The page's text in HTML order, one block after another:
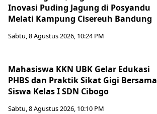
Inovasi Puding Jagung di Posyandu
Melati Kampung Cisereuh Bandung
Sabtu, 8 Agustus 2026, 10:24 PM
Mahasiswa KKN UBK Gelar Edukasi
PHBS dan Praktik Sikat Gigi Bersama
Siswa Kelas I SDN Cibogo
Sabtu, 8 Agustus 2026, 10:10 PM